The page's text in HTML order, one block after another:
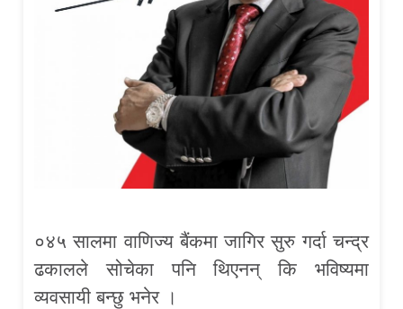
०४५ सालमा वाणिज्य बैंकमा जागिर सुरु गर्दा चन्द्र
ढकालले सोचेका पनि थिएनन् कि भविष्यमा
व्यवसायी बन्छु भनेर ।